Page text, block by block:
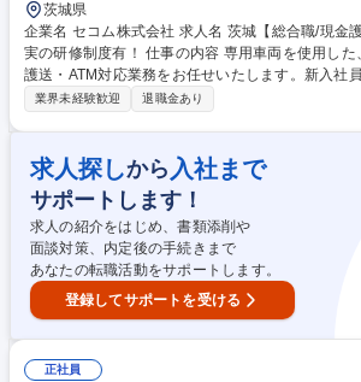
茨城県
企業名 セコム株式会社 求人名 茨城【総合職/現金護送】★未経験歓迎★充
実の研修制度有！ 仕事の内容 専用車両を使用した、ご契約先への貴重品
護送・ATM対応業務をお任せいたします。新入社
して、配属後もOJTや集合研修等手厚いフォロー体制が
た財産を、指定された場所まで護送・回収） ・
TMへの現金補充・回収業務） ※勤務は常に仲間と
街中で人々の目に触れる機会も多い為、モチベー
の高い「魅せる警備」が身につきます。 募集職種 茨城【総合職/現金護
送】★未経験歓迎★充実の研修制度有！
業界未経験歓迎 退職金あり
求人探しから 入社まで
サポートします！
求人の紹介をはじめ、書類添削や
面談対策、内定後の手続きまで
あなたの転職活動をサポートします。
登録してサポートを受ける
正社員